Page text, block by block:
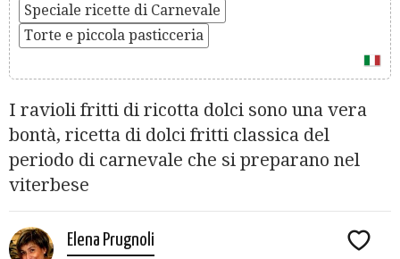
Speciale ricette di Carnevale
Torte e piccola pasticceria
I ravioli fritti di ricotta dolci sono una vera
bontà, ricetta di dolci fritti classica del
periodo di carnevale che si preparano nel
viterbese
Elena Prugnoli